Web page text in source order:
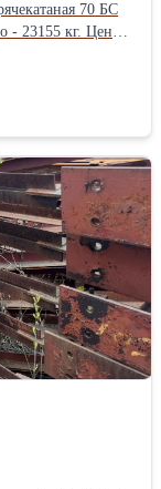
23155 кг. Цена -